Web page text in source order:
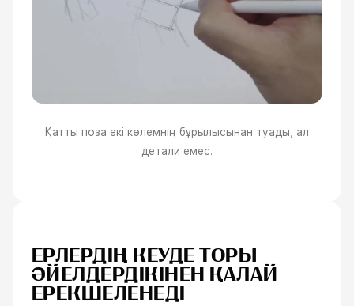
Қатты поза екі көлемнің бұрылысынан туады, ал
детали емес.
ЕРЛЕРДІҢ КЕУДЕ ТОРЫ
ӘЙЕЛДЕРДІКІНЕН ҚАЛАЙ
ЕРЕКШЕЛЕНЕДІ